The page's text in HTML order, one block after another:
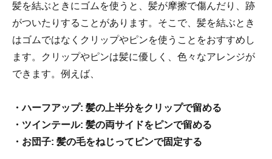
髪を結ぶときにゴムを使うと、髪が摩擦で傷んだり、跡
がついたりすることがあります。そこで、髪を結ぶとき
はゴムではなくクリップやピンを使うことをおすすめし
ます。クリップやピンは髪に優しく、色々なアレンジが
できます。例えば、
・ハーフアップ: 髪の上半分をクリップで留める
・ツインテール: 髪の両サイドをピンで留める
・お団子: 髪の毛をねじってピンで固定する